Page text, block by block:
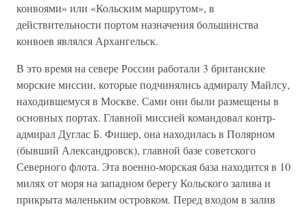
конвоями» или «Кольским маршрутом», в
действительности портом назначения большинства
конвоев являлся Архангельск.
В это время на севере России работали 3 британские
морские миссии, которые подчинялись адмиралу Майлсу,
находившемуся в Москве. Сами они были размещены в
основных портах. Главной миссией командовал контр-
адмирал Дуглас Б. Фишер, она находилась в Полярном
(бывший Александровск), главной базе советского
Северного флота. Эта военно-морская база находится в 10
милях от моря на западном берегу Кольского залива и
прикрыта маленьким островком. Перед входом в залив